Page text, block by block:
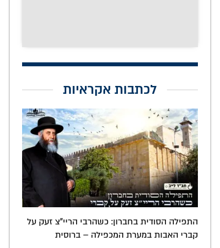
לכתבות אקראיות
התפילה הסודית בחברון: כשהרבי הריי"צ זעק על
קברי האבות במערת המכפילה – ברוסית